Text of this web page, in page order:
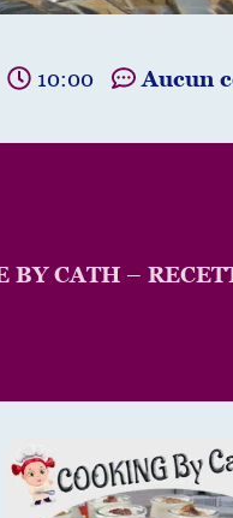
10:00 Aucun
CATH –